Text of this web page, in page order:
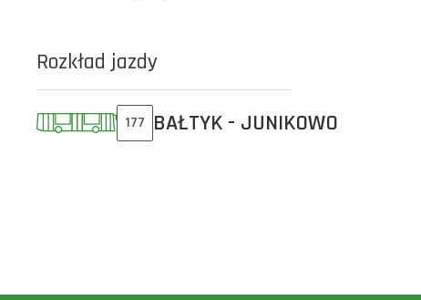
Rozkład jazdy
177 BAŁTYK - JUNIKOWO